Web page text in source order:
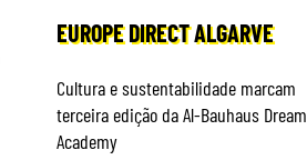
EUROPE DIRECT ALGARVE
Cultura e sustentabilidade marcam
terceira edição da Al-Bauhaus Dream
Academy